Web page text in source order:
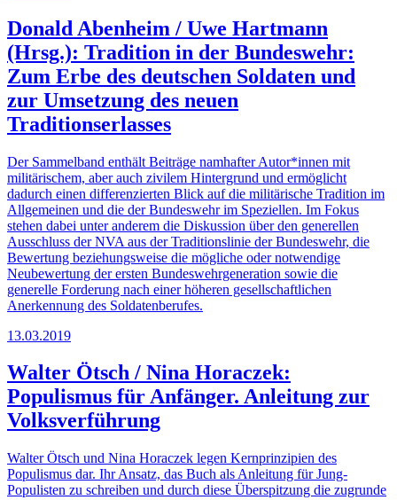
Donald Abenheim / Uwe Hartmann
(Hrsg.): Tradition in der Bundeswehr:
Zum Erbe des deutschen Soldaten und
zur Umsetzung des neuen
Traditionserlasses
Der Sammelband enthält Beiträge namhafter Autor*innen mit
militärischem, aber auch zivilem Hintergrund und ermöglicht
dadurch einen differenzierten Blick auf die militärische Tradition im
Allgemeinen und die der Bundeswehr im Speziellen. Im Fokus
stehen dabei unter anderem die Diskussion über den generellen
Ausschluss der NVA aus der Traditionslinie der Bundeswehr, die
Bewertung beziehungsweise die mögliche oder notwendige
Neubewertung der ersten Bundeswehrgeneration sowie die
generelle Forderung nach einer höheren gesellschaftlichen
Anerkennung des Soldatenberufes.
13.03.2019
Walter Ötsch / Nina Horaczek:
Populismus für Anfänger. Anleitung zur
Volksverführung
Walter Ötsch und Nina Horaczek legen Kernprinzipien des
Populismus dar. Ihr Ansatz, das Buch als Anleitung für Jung-
Populisten zu schreiben und durch diese Überspitzung die zugrunde